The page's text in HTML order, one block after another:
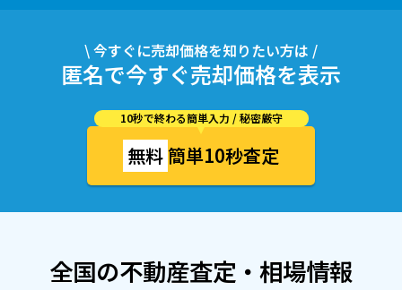
\ 今すぐに売却価格を知りたい方は /
匿名で今すぐ売却価格を表示
10秒で終わる簡単入力 / 秘密厳守
無料簡単10秒査定
全国の不動産査定・相場情報